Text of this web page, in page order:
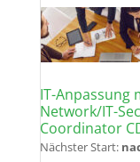
IT-Anpassung
Network/IT-
Coordinator
Nächster Start: